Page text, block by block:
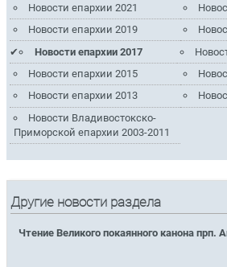
Новости епархии 2021
Новости епархии 2019
Новости епархии 2017
Новости епархии 2015
Новости епархии 2013
Новости Владивостокско-
Приморской епархии 2003-2011
Другие новости раздела
Чтение Великого покаянного канона прп.